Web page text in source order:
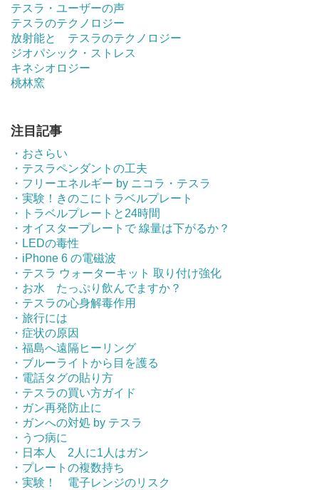
テスラ・ユーザーの声
テスラのテクノロジー
放射能と テスラのテクノロジー
ジオパシック・ストレス
キネシオロジー
桃林窯
注目記事
・おさらい
・テスラペンダントの工夫
・フリーエネルギー by ニコラ・テスラ
・実験！きのこにトラベルプレート
・トラベルプレートと24時間
・オイスタープレートで 線量は下がるか？
・LEDの毒性
・iPhone 6 の電磁波
・テスラ ウォーターキット 取り付け強化
・お水 たっぷり飲んでますか？
・テスラの心身解毒作用
・旅行には
・症状の原因
・福島へ遠隔ヒーリング
・ブルーライトから目を護る
・電話タグの貼り方
・テスラの買い方ガイド
・ガン再発防止に
・ガンへの対処 by テスラ
・うつ病に
・日本人 2人に1人はガン
・プレートの複数持ち
・実験！ 電子レンジのリスク